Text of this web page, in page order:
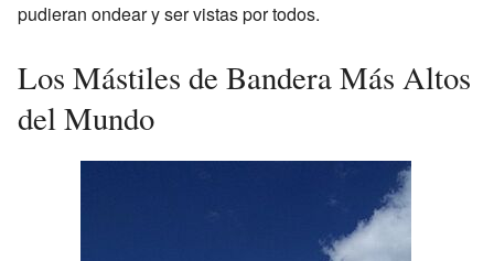
pudieran ondear y ser vistas por todos.
Los Mástiles de Bandera Más Altos
del Mundo